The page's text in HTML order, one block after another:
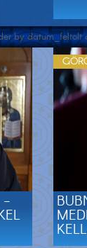
by datum_feltolt
-